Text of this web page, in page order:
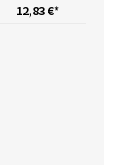
12,83 €*